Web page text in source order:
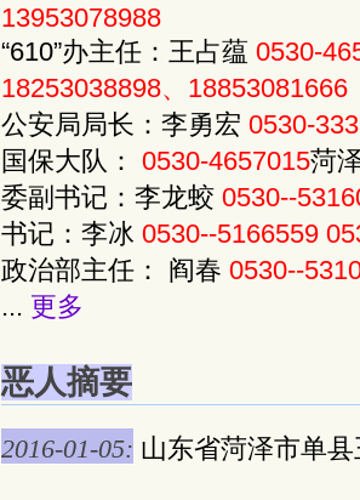
13953078988
“610”办主任：王占蕴 0530-
18253038898、18853081666
公安局局长：李勇宏 0530-
国保大队： 0530-4657015菏
委副书记：李龙蛟 0530--
书记：李冰 0530--5166559
政治部主任： 阎春 0530--
... 更多
恶人摘要
2016-01-05: 山东省菏泽市单